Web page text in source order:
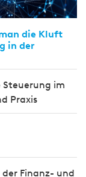
die Kluft
in der
Steuerung im
Praxis
Finanz- und